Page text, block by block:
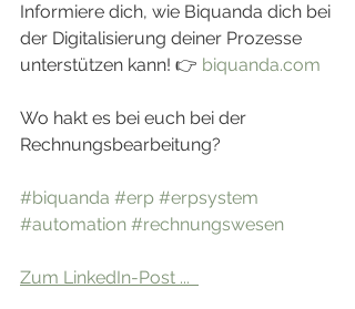
Informiere dich, wie Biquanda dich bei
der Digitalisierung deiner Prozesse
unterstützen kann! 👉 biquanda.com
Wo hakt es bei euch bei der
Rechnungsbearbeitung?
#biquanda #erp #erpsystem
#automation #rechnungswesen
Zum LinkedIn-Post ...